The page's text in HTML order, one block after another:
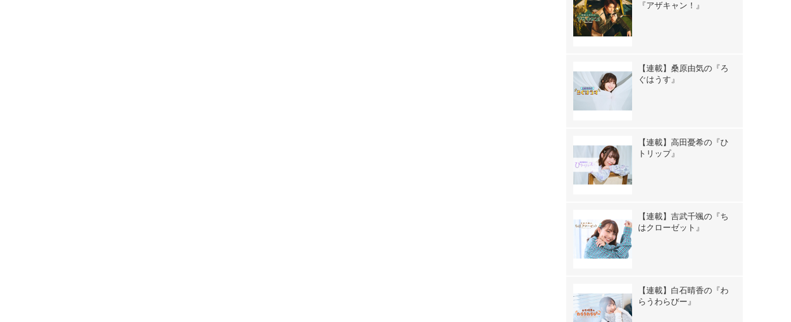
『アザキャン！』
【連載】桑原由気の『ろ
ぐはうす』
【連載】高田憂希の『ひ
トリップ』
【連載】吉武千颯の『ち
はクローゼット』
【連載】白石晴香の『わ
らうわらびー』